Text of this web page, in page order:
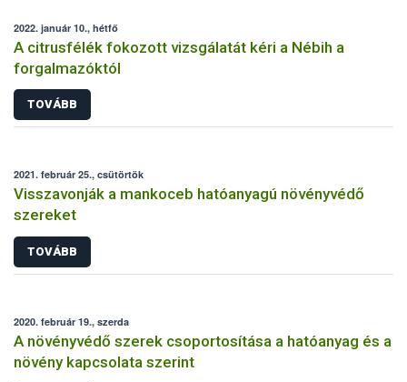
2022. január 10., hétfő
A citrusfélék fokozott vizsgálatát kéri a Nébih a
forgalmazóktól
TOVÁBB
2021. február 25., csütörtök
Visszavonják a mankoceb hatóanyagú növényvédő
szereket
TOVÁBB
2020. február 19., szerda
A növényvédő szerek csoportosítása a hatóanyag és a
növény kapcsolata szerint